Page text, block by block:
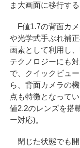
ま大画面に移行す
F値1.7の背面カメ
や光学式手ぶれ補
画素として利用し
テクノロジーにも
で、クイックビュ
ら、背面カメラの
点も特徴となって
値2.2のレンズを搭
ー対応)。
閉じた状態でも開